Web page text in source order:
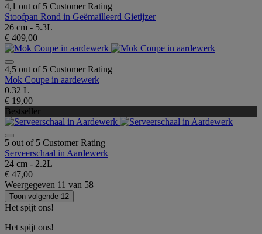
4,1 out of 5 Customer Rating
Stoofpan Rond in Geëmailleerd Gietijzer
26 cm - 5.3L
€ 409,00
4,5 out of 5 Customer Rating
Mok Coupe in aardewerk
0.32 L
€ 19,00
Bestseller
5 out of 5 Customer Rating
Serveerschaal in Aardewerk
24 cm - 2.2L
€ 47,00
Weergegeven 11 van 58
Toon volgende 12
Het spijt ons!
Het spijt ons!